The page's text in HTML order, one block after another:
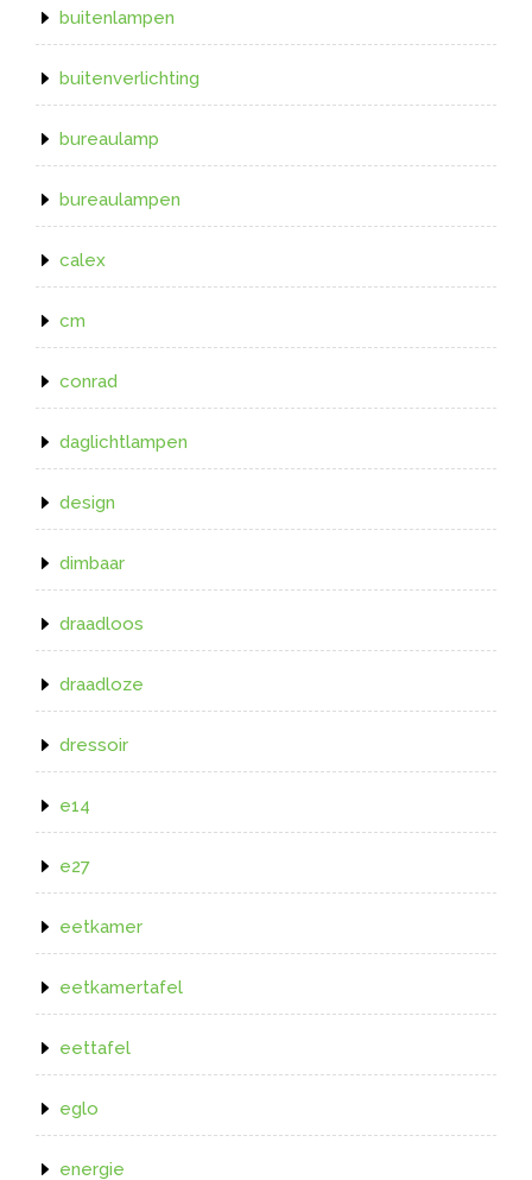
buitenlampen
buitenverlichting
bureaulamp
bureaulampen
calex
cm
conrad
daglichtlampen
design
dimbaar
draadloos
draadloze
dressoir
e14
e27
eetkamer
eetkamertafel
eettafel
eglo
energie